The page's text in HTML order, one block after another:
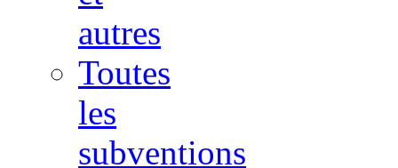
autres
Toutes
les
subventions